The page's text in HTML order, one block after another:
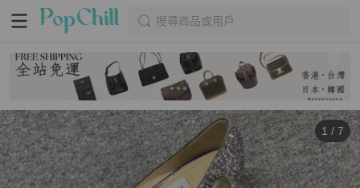
搜尋商品或用戶
1 / 7